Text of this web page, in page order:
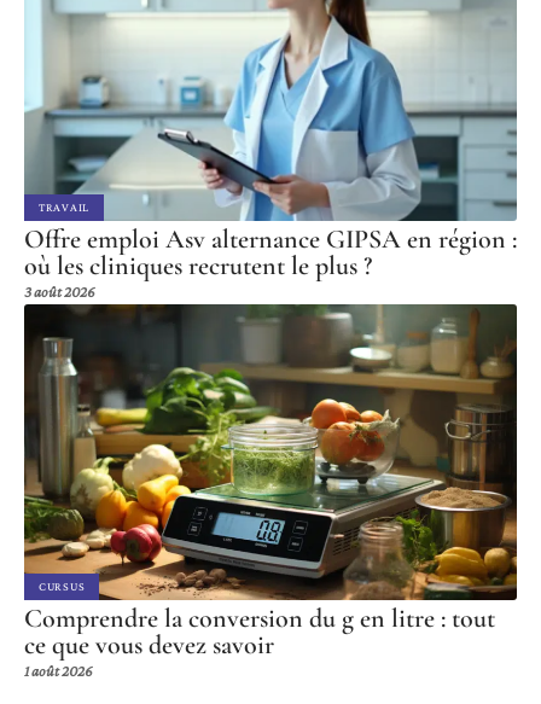
TRAVAIL
Offre emploi Asv alternance GIPSA en région :
où les cliniques recrutent le plus ?
3 août 2026
CURSUS
Comprendre la conversion du g en litre : tout
ce que vous devez savoir
1 août 2026